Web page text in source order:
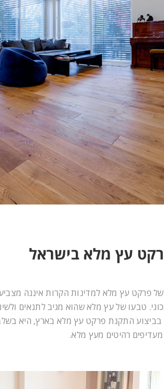
עץ מלא בישראל
פרקט עץ מלא למדינות הקרות איננה
טבעו של עץ מלא שהוא מגיב לתנאים
בביצוע התקנת פרקט עץ מלא בארץ, היא
רהיטים מעץ מלא.